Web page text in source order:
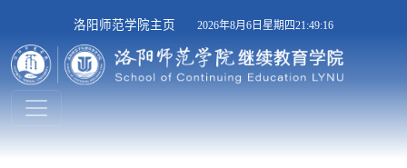
洛阳师范学院主页 2026年8月6日星期四21:49:16